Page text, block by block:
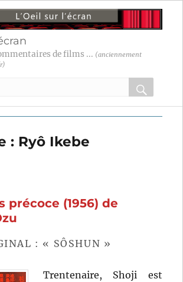
de films ... (anciennement
OK
: Ryô Ikebe
précoce (1956) de
: « SÔSHUN »
Trentenaire, Shoji est